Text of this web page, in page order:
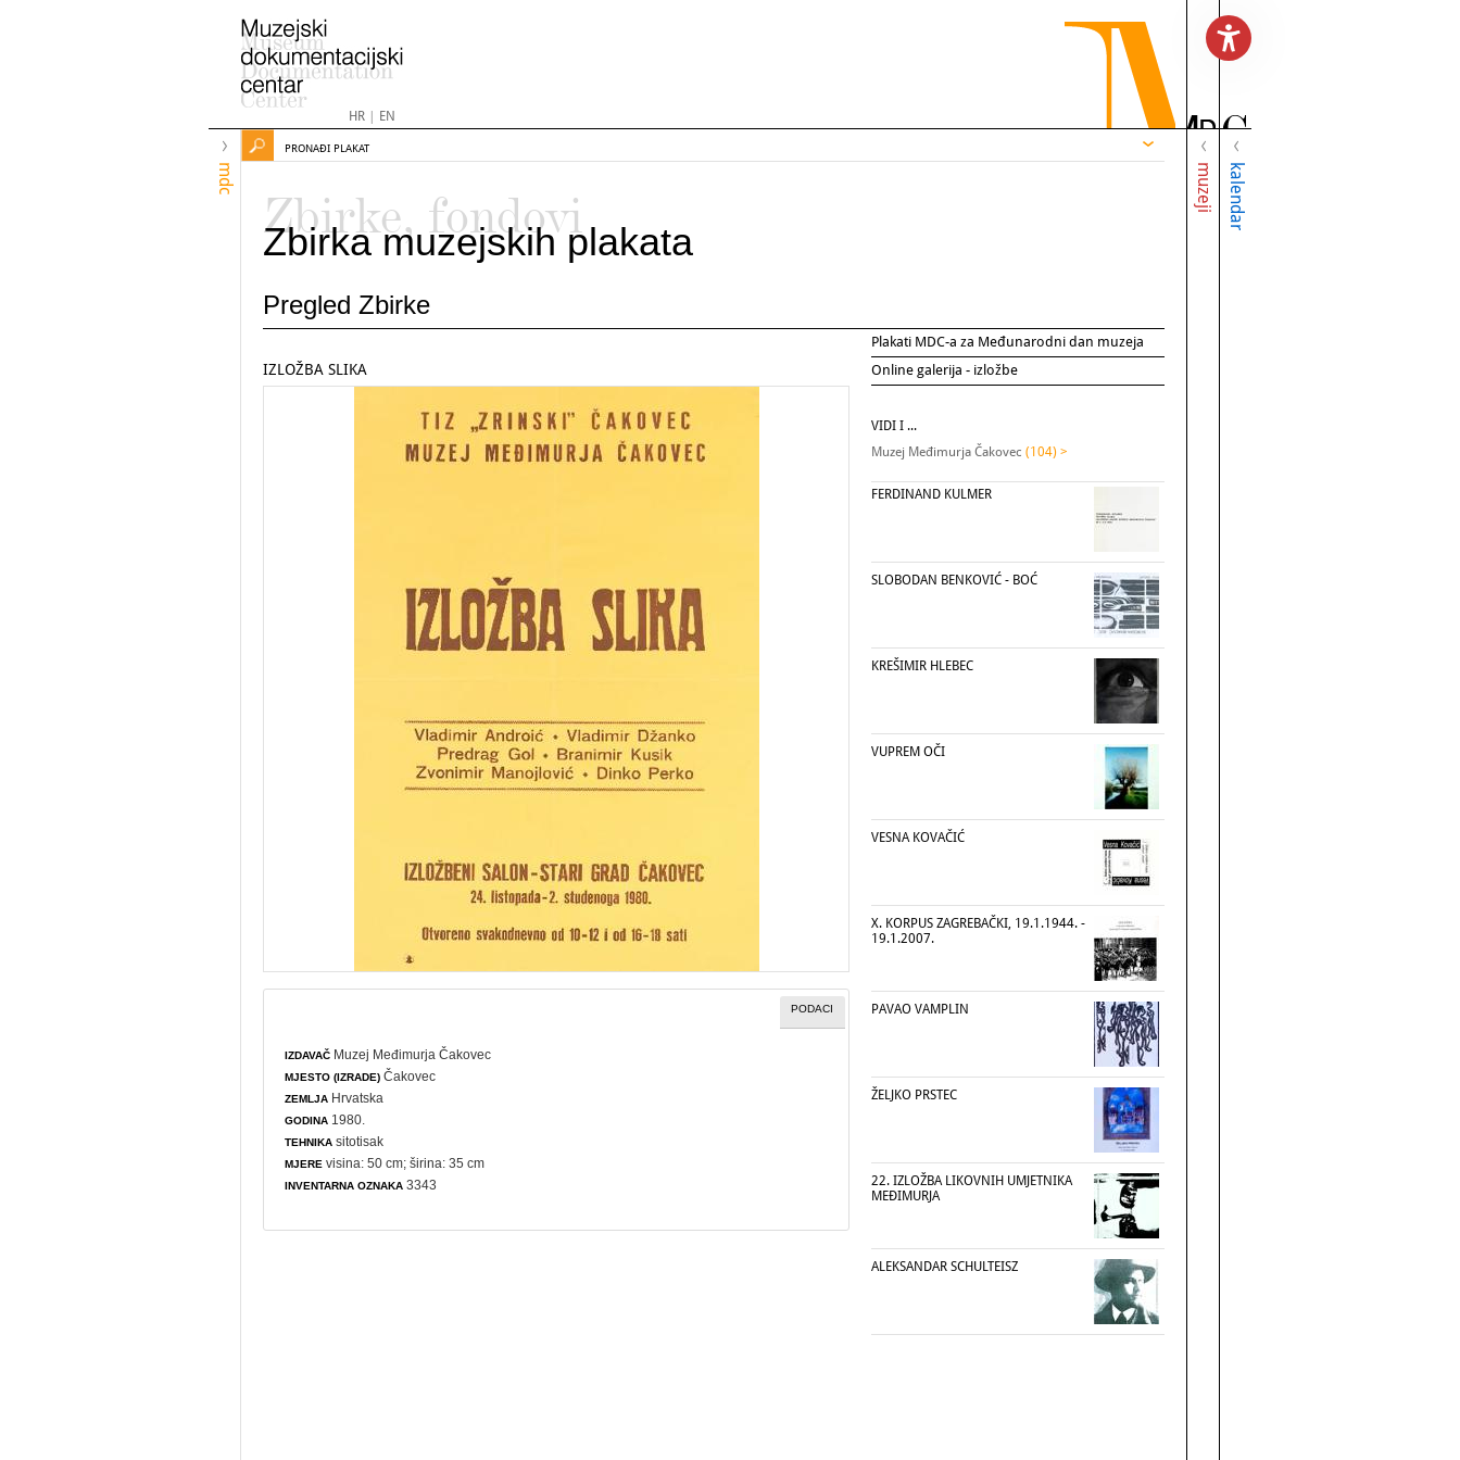
HR| EN
mdc muzeji kalendar
PRONAĐI PLAKAT
Zbirke, fondovi
Zbirka muzejskih plakata
Pregled Zbirke
Plakati MDC-a za Međunarodni dan muzeja
Online galerija - izložbe
IZLOŽBA SLIKA
PODACI
IZDAVAČ Muzej Međimurja Čakovec
MJESTO (IZRADE) Čakovec
ZEMLJA Hrvatska
GODINA 1980.
TEHNIKA sitotisak
MJERE visina: 50 cm; širina: 35 cm
INVENTARNA OZNAKA 3343
VIDI I ...
Muzej Međimurja Čakovec (104) >
FERDINAND KULMER
SLOBODAN BENKOVIĆ - BOĆ
KREŠIMIR HLEBEC
VUPREM OČI
VESNA KOVAČIĆ
X. KORPUS ZAGREBAČKI, 19.1.1944. -
19.1.2007.
PAVAO VAMPLIN
ŽELJKO PRSTEC
22. IZLOŽBA LIKOVNIH UMJETNIKA
MEĐIMURJA
ALEKSANDAR SCHULTEISZ